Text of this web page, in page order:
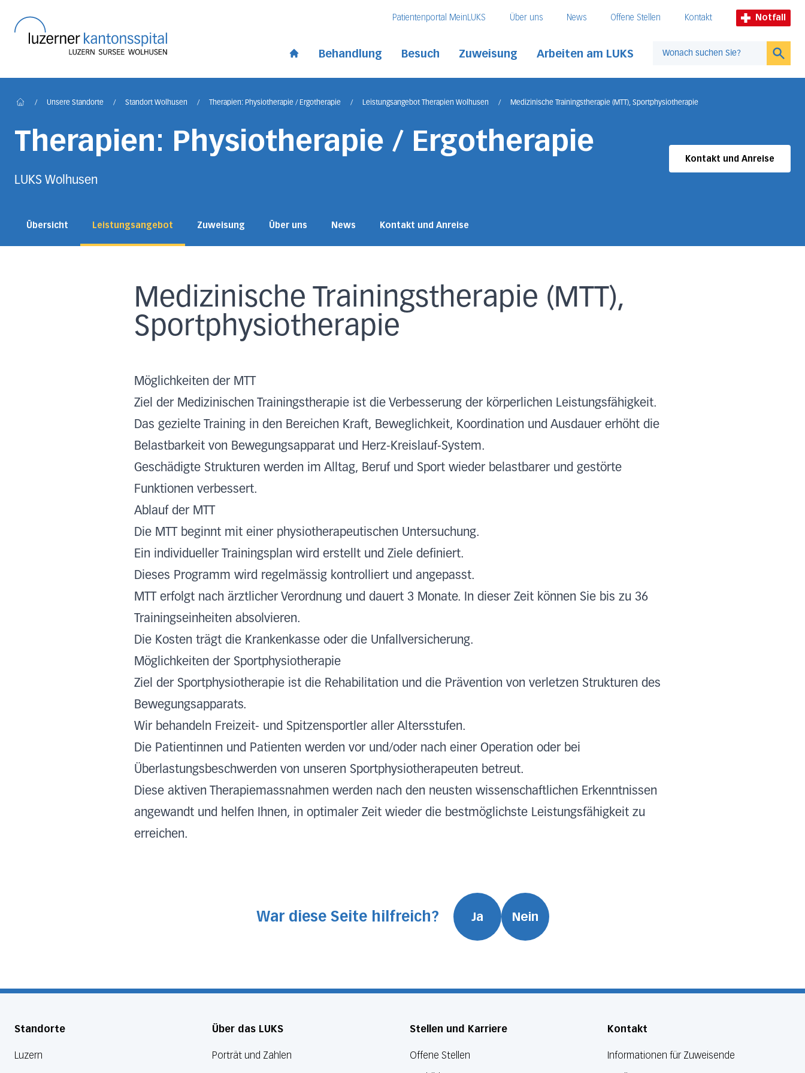
Patientenportal MeinLUKS Über uns News Offene Stellen Kontakt Notfall
Behandlung Besuch Zuweisung Arbeiten am LUKS
/ Unsere Standorte / Standort Wolhusen / Therapien: Physiotherapie / Ergotherapie / Leistungsangebot Therapien Wolhusen / Medizinische Trainingstherapie (MTT), Sportphysiotherapie
Therapien: Physiotherapie / Ergotherapie
LUKS Wolhusen
Kontakt und Anreise
Übersicht Leistungsangebot Zuweisung Über uns News Kontakt und Anreise
Medizinische Trainingstherapie (MTT),
Sportphysiotherapie
Möglichkeiten der MTT
Ziel der Medizinischen Trainingstherapie ist die Verbesserung der körperlichen Leistungsfähigkeit.
Das gezielte Training in den Bereichen Kraft, Beweglichkeit, Koordination und Ausdauer erhöht die
Belastbarkeit von Bewegungsapparat und Herz-Kreislauf-System.
Geschädigte Strukturen werden im Alltag, Beruf und Sport wieder belastbarer und gestörte
Funktionen verbessert.
Ablauf der MTT
Die MTT beginnt mit einer physiotherapeutischen Untersuchung.
Ein individueller Trainingsplan wird erstellt und Ziele definiert.
Dieses Programm wird regelmässig kontrolliert und angepasst.
MTT erfolgt nach ärztlicher Verordnung und dauert 3 Monate. In dieser Zeit können Sie bis zu 36
Trainingseinheiten absolvieren.
Die Kosten trägt die Krankenkasse oder die Unfallversicherung.
Möglichkeiten der Sportphysiotherapie
Ziel der Sportphysiotherapie ist die Rehabilitation und die Prävention von verletzen Strukturen des
Bewegungsapparats.
Wir behandeln Freizeit- und Spitzensportler aller Altersstufen.
Die Patientinnen und Patienten werden vor und/oder nach einer Operation oder bei
Überlastungsbeschwerden von unseren Sportphysiotherapeuten betreut.
Diese aktiven Therapiemassnahmen werden nach den neusten wissenschaftlichen Erkenntnissen
angewandt und helfen Ihnen, in optimaler Zeit wieder die bestmöglichste Leistungsfähigkeit zu
erreichen.
War diese Seite hilfreich? Ja Nein
Standorte
Luzern
Über das LUKS
Porträt und Zahlen
Stellen und Karriere
Offene Stellen
Kontakt
Informationen für Zuweisende